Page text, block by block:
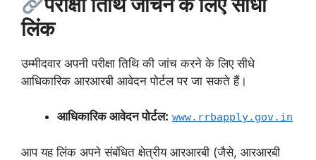
लिंक
उम्मीदवार अपनी परीक्षा तिथि की जांच करने के लिए सीधे
आधिकारिक आरआरबी आवेदन पोर्टल पर जा सकते हैं।
आधिकारिक आवेदन पोर्टल: www.rrbapply.gov.in
आप यह लिंक अपने संबंधित क्षेत्रीय आरआरबी (जैसे, आरआरबी